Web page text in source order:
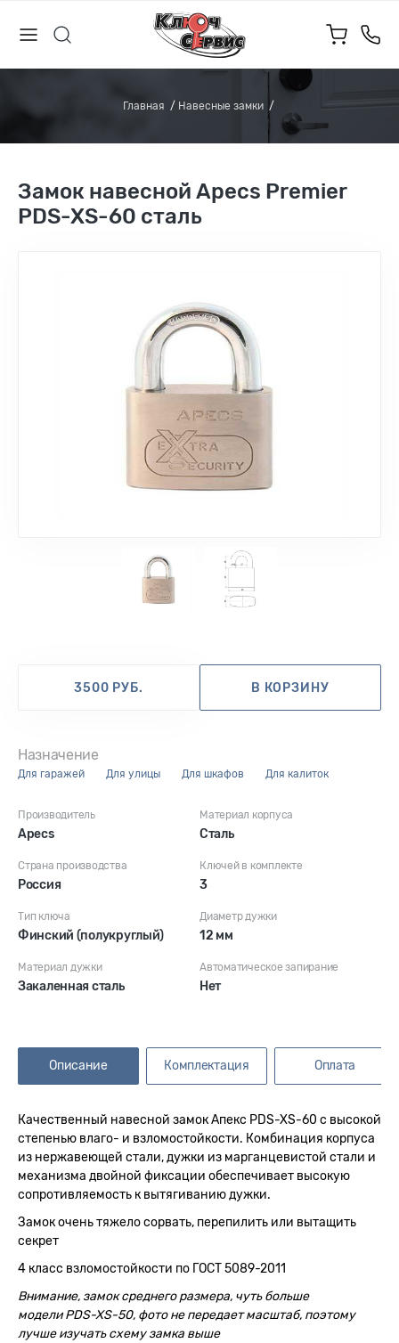
Главная Навесные замки
Замок навесной Apecs Premier
PDS-XS-60 сталь
Назначение
для гаражей для улицы для шкафов для калиток
Производитель
Apecs
Материал корпуса
Сталь
Страна производства
Россия
Ключей в комплекте
3
Тип ключа
Финский (полукруглый)
Диаметр дужки
12 мм
Материал дужки
Закаленная сталь
Автоматическое запирание
Нет
3500 РУБ. В КОРЗИНУ
Описание Комплектация Оплата
Качественный навесной замок Апекс PDS-XS-60 с высокой
степенью влаго- и взломостойкости. Комбинация корпуса
из нержавеющей стали, дужки из марганцевистой стали и
механизма двойной фиксации обеспечивает высокую
сопротивляемость к вытягиванию дужки.
Замок очень тяжело сорвать, перепилить или вытащить
секрет
4 класс взломостойкости по ГОСТ 5089-2011
Внимание, замок среднего размера, чуть больше
модели PDS-XS-50, фото не передает масштаб, поэтому
лучше изучать схему замка выше